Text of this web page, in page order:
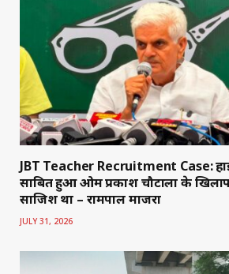
JBT Teacher Recruitment Case:
साबित हुआ ओम प्रकाश चौटाला के
साजिश था – रामपाल माजरा
JULY 31, 2026